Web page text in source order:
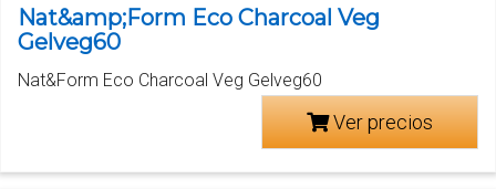
Nat&amp;Form Eco Charcoal Veg
Gelveg60
Nat&Form Eco Charcoal Veg Gelveg60
Ver precios